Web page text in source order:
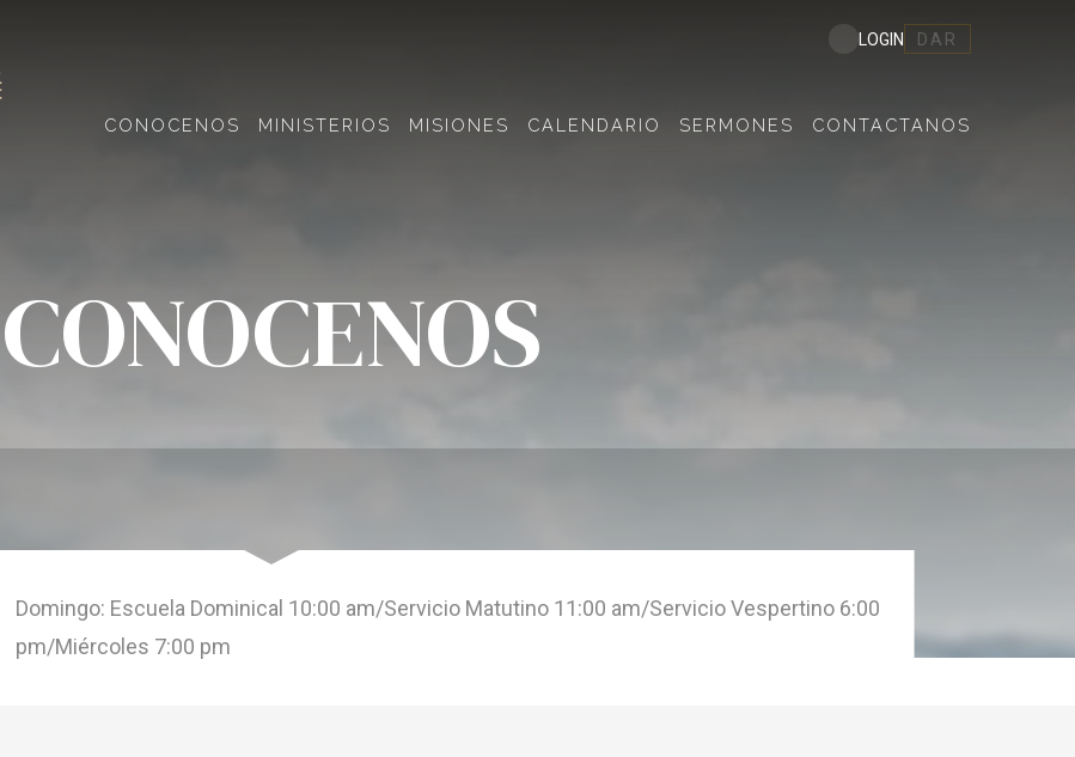
CONOCENOS MINISTERIOS MISIONES CALENDARIO SERMONES CONTACTANOS
LOGIN DAR
CONOCENOS
Domingo: Escuela Dominical 10:00 am/Servicio Matutino 11:00 am/Servicio Vespertino 6:00
pm/Miércoles 7:00 pm